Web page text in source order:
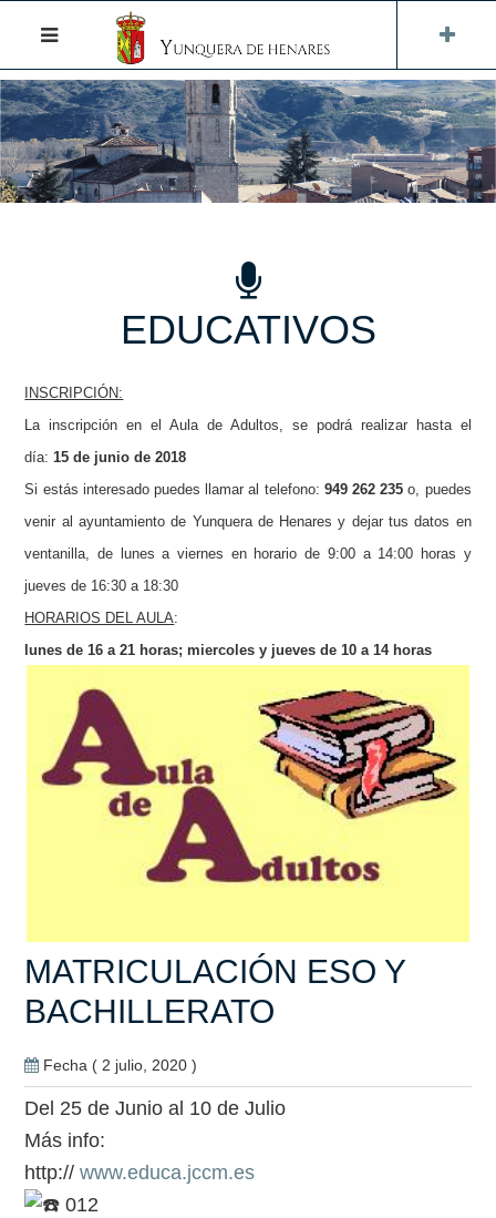
EDUCATIVOS
INSCRIPCIÓN:
La inscripción en el Aula de Adultos, se podrá realizar hasta el
día:15 de junio de 2018
Si estás interesado puedes llamar al telefono: 949 262 235 o, puedes
venir al ayuntamiento de Yunquera de Henares y dejar tus datos en
ventanilla, de lunes a viernes en horario de 9:00 a 14:00 horas y
jueves de 16:30 a 18:30
HORARIOS DEL AULA:
lunes de 16 a 21 horas; miercoles y jueves de 10 a 14 horas
MATRICULACIÓN ESO Y
BACHILLERATO
Fecha ( 2 julio, 2020 )
Del 25 de Junio al 10 de Julio
Más info:
http://www.educa.jccm.es
012